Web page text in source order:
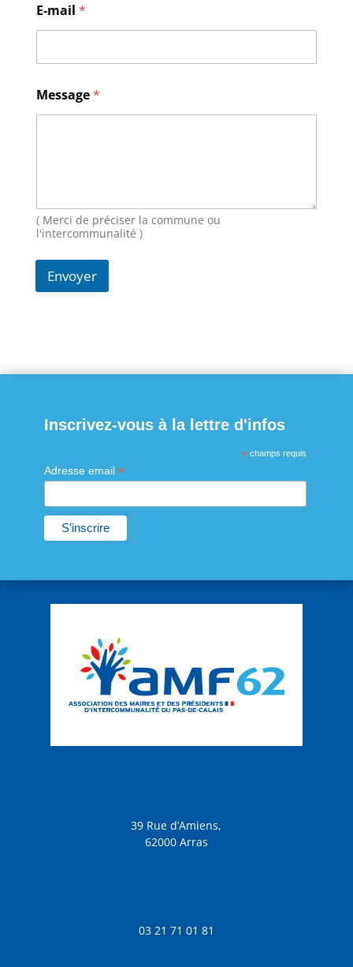
e
s
a
e
N
o
i
l
E-mail *
Message*
( Merci de préciser la commune ou
l'intercommunalité )
Envoyer
Inscrivez-vous à la lettre d'infos
* champs requis
Adresse email *
39 Rue d’Amiens,
62000 Arras
03 21 71 01 81